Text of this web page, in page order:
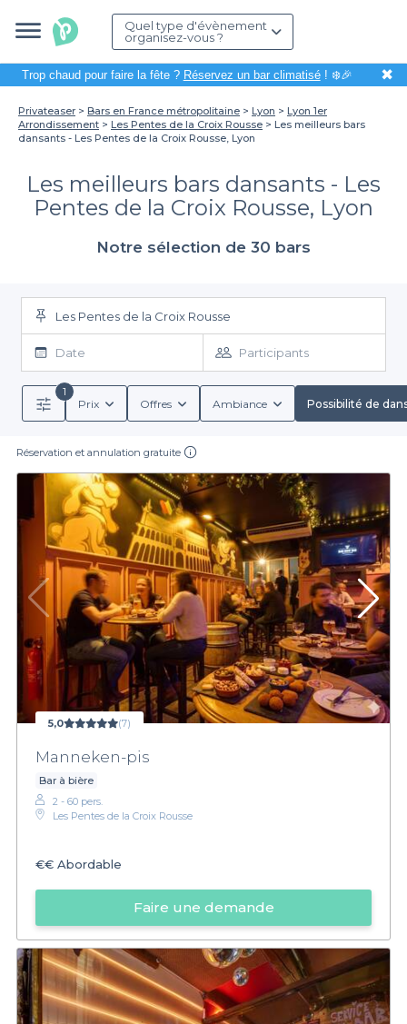
Quel type d'évènement
organisez-vous ?
Trop chaud pour faire la fête ? Réservez un bar climatisé! ❄️🎉 ✖
Privateaser Bars en France métropolitaine Lyon
Lyon 1er
Arrondissement
Les Pentes de la Croix Rousse
Les meilleurs bars
dansants - Les Pentes de la Croix Rousse, Lyon
Les meilleurs bars dansants - Les
Pentes de la Croix Rousse, Lyon
Notre sélection de 30 bars
Les Pentes de la Croix Rousse
Date Participants
1
Prix
Offres Ambiance Possibilité de
Réservation et annulation gratuite
5,0 (7)
Manneken-pis
Bar à bière
2 - 60 pers.
Les Pentes de la Croix Rousse
€€ Abordable
Faire une demande